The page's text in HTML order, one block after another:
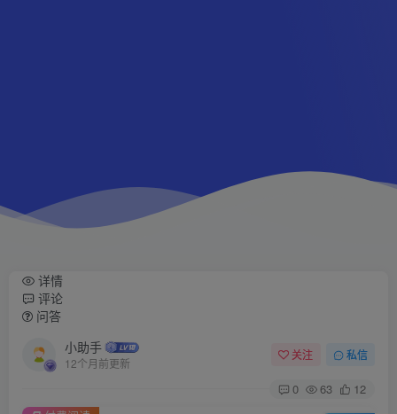
详情
评论
问答
小助手
12个月前更新
关注 私信
0 63
12